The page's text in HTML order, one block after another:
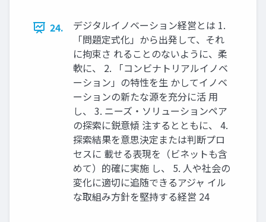
24.
デジタルイノベーション経営とは 1.
「問題定式化」から出発して、それ
に拘束さ れることのないように、柔
軟に、 2. 「コンビナトリアルイノベ
ーション」の特性を生 かしてイノベ
ーションの新たな源を充分に活 用
し、 3. ニーズ・ソリューションペア
の探索に鋭意傾 注するとともに、 4.
探索結果を意思決定または判断プロ
セスに 載せる表現を（ビネットも含
めて）的確に実施 し、 5. 人や社会の
変化に適切に追随できるアジャ イル
な取組み方針を堅持する経営 24